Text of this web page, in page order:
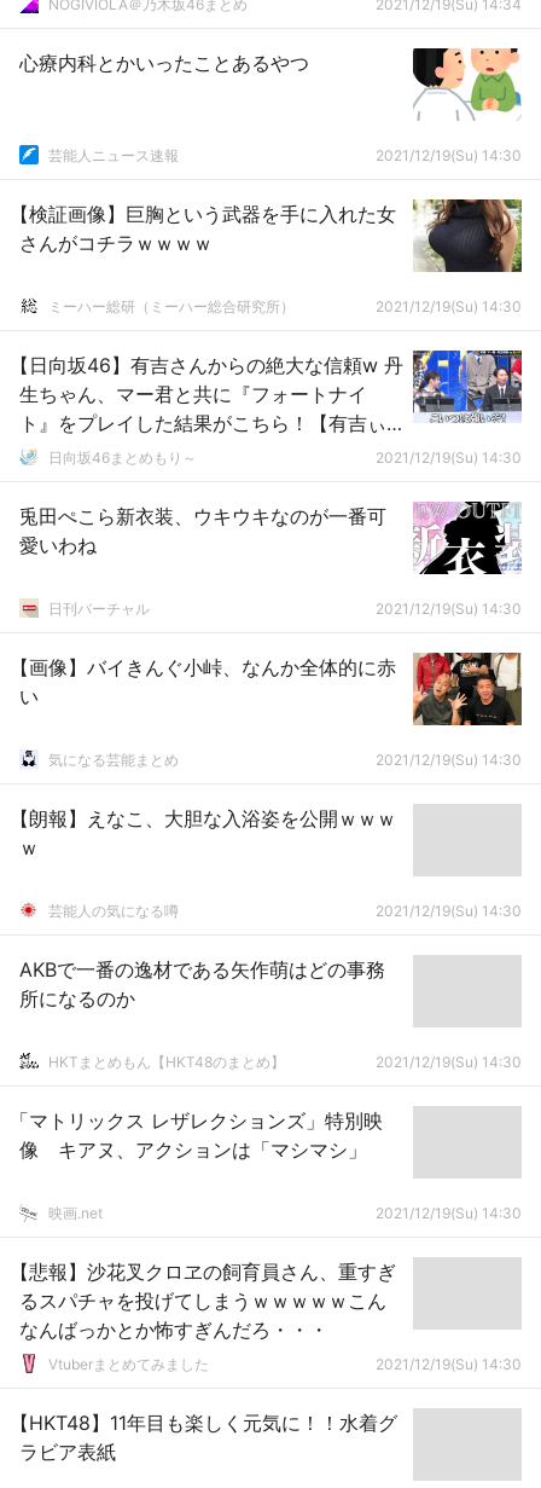
NOGIVIOLA＠乃木坂46まとめ 2021/12/19(Su) 14:34
心療内科とかいったことあるやつ
芸能人ニュース速報 2021/12/19(Su) 14:30
【検証画像】巨胸という武器を手に入れた女
さんがコチラｗｗｗｗ
ミーハー総研（ミーハー総合研究所） 2021/12/19(Su) 14:30
【日向坂46】有吉さんからの絶大な信頼w 丹
生ちゃん、マー君と共に『フォートナイ
ト』をプレイした結果がこちら！【有吉ぃ
ぃeeeee!】
日向坂46まとめもり～ 2021/12/19(Su) 14:30
兎田ぺこら新衣装、ウキウキなのが一番可
愛いわね
日刊バーチャル 2021/12/19(Su) 14:30
【画像】バイきんぐ小峠、なんか全体的に赤
い
気になる芸能まとめ 2021/12/19(Su) 14:30
【朗報】えなこ、大胆な入浴姿を公開ｗｗｗ
ｗ
芸能人の気になる噂 2021/12/19(Su) 14:30
AKBで一番の逸材である矢作萌はどの事務
所になるのか
HKTまとめもん【HKT48のまとめ】 2021/12/19(Su) 14:30
「マトリックス レザレクションズ」特別映
像 キアヌ、アクションは「マシマシ」
映画.net 2021/12/19(Su) 14:30
【悲報】沙花叉クロヱの飼育員さん、重すぎ
るスパチャを投げてしまうｗｗｗｗｗこん
なんばっかとか怖すぎんだろ・・・
Vtuberまとめてみました 2021/12/19(Su) 14:30
【HKT48】11年目も楽しく元気に！！水着グ
ラビア表紙